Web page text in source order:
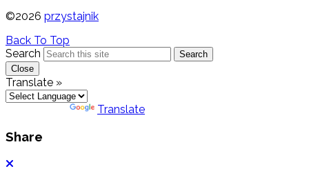
©2026 przystajnik
Back To Top
Search
Search
Close
Translate »
Translate
Share